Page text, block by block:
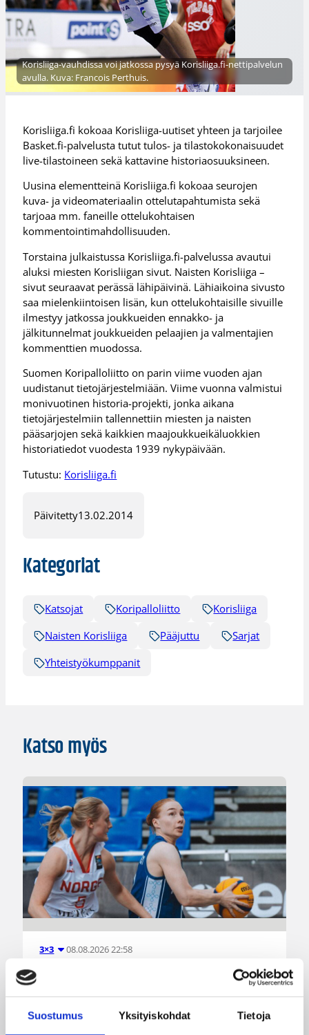
Suostumus Yksityiskohdat Tietoja
Korisliiga-vauhdissa voi jatkossa pysyä Korisliiga.fi-nettipalvelun
avulla. Kuva: Francois Perthuis.
Korisliiga.fi kokoaa Korisliiga-uutiset yhteen ja tarjoilee
Basket.fi-palvelusta tutut tulos- ja tilastokokonaisuudet
live-tilastoineen sekä kattavine historiaosuuksineen.
Uusina elementteinä Korisliiga.fi kokoaa seurojen
kuva- ja videomateriaalin ottelutapahtumista sekä
tarjoaa mm. faneille ottelukohtaisen
kommentointimahdollisuuden.
Torstaina julkaistussa Korisliiga.fi-palvelussa avautui
aluksi miesten Korisliigan sivut. Naisten Korisliiga –
sivut seuraavat perässä lähipäivinä. Lähiaikoina sivusto
saa mielenkiintoisen lisän, kun ottelukohtaisille sivuille
ilmestyy jatkossa joukkueiden ennakko- ja
jälkitunnelmat joukkueiden pelaajien ja valmentajien
kommenttien muodossa.
Suomen Koripalloliitto on parin viime vuoden ajan
uudistanut tietojärjestelmiään. Viime vuonna valmistui
monivuotinen historia-projekti, jonka aikana
tietojärjestelmiin tallennettiin miesten ja naisten
pääsarjojen sekä kaikkien maajoukkueikäluokkien
historiatiedot vuodesta 1939 nykypäivään.
Tutustu: Korisliiga.fi
Päivitetty13.02.2014
Kategoriat
Katsojat Koripalloliitto
Korisliiga
Naisten Korisliiga
Pääjuttu
Sarjat
Yhteistyökumppanit
Katso myös
3×3 08.08.2026 22:58
joukkueet aloittivat Nordic Cup